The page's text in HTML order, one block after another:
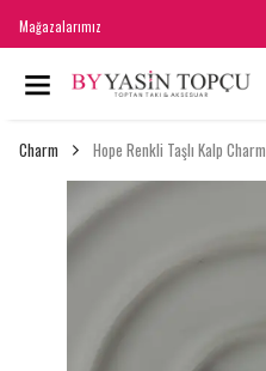
Mağazalarımız
Charm Hope Renkli Taşlı Kalp Charm